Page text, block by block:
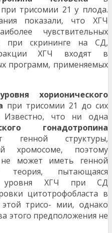
трисомии 21 у плода.
показали, что ХГЧ
чувствительных
при скрининге на СД,
ХГЧ входят в
программ, применяемых
уровня хорионического
при трисомии 21 до сих
что ни одна
гонадотропина
генной структуры,
хромосоме, поэтому
может иметь генной
теория, пытающаяся
уровня ХГЧ при СД
цитотрофобласта в
трисо- мии, однако
этого предположения не